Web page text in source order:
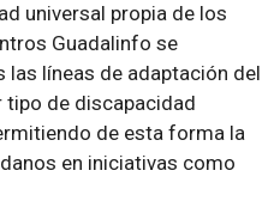
universal propia de los
Guadalinfo se
líneas de adaptación del
tipo de discapacidad
de esta forma la
en iniciativas como